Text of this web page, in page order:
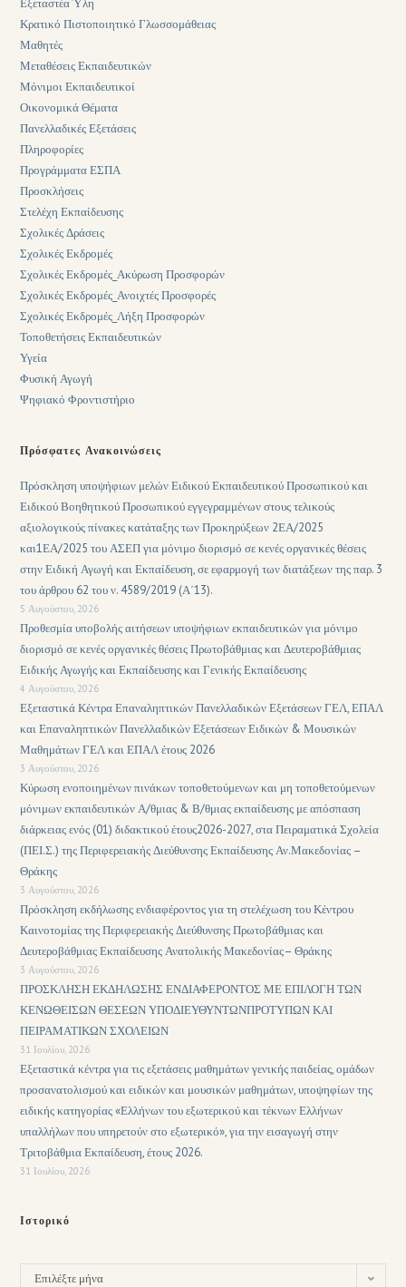
Εξεταστέα Ύλη
Κρατικό Πιστοποιητικό Γλωσσομάθειας
Μαθητές
Μεταθέσεις Εκπαιδευτικών
Μόνιμοι Εκπαιδευτικοί
Οικονομικά Θέματα
Πανελλαδικές Εξετάσεις
Πληροφορίες
Προγράμματα ΕΣΠΑ
Προσκλήσεις
Στελέχη Εκπαίδευσης
Σχολικές Δράσεις
Σχολικές Εκδρομές
Σχολικές Εκδρομές_Ακύρωση Προσφορών
Σχολικές Εκδρομές_Ανοιχτές Προσφορές
Σχολικές Εκδρομές_Λήξη Προσφορών
Τοποθετήσεις Εκπαιδευτικών
Υγεία
Φυσική Αγωγή
Ψηφιακό Φροντιστήριο
Πρόσφατες Ανακοινώσεις
Πρόσκληση υποψήφιων μελών Ειδικού Εκπαιδευτικού Προσωπικού και
Ειδικού Βοηθητικού Προσωπικού εγγεγραμμένων στους τελικούς
αξιολογικούς πίνακες κατάταξης των Προκηρύξεων 2ΕΑ/2025
και1ΕΑ/2025 του ΑΣΕΠ για μόνιμο διορισμό σε κενές οργανικές θέσεις
στην Ειδική Αγωγή και Εκπαίδευση, σε εφαρμογή των διατάξεων της παρ. 3
του άρθρου 62 του ν. 4589/2019 (Α΄13).
5 Αυγούστου, 2026
Προθεσμία υποβολής αιτήσεων υποψήφιων εκπαιδευτικών για μόνιμο
διορισμό σε κενές οργανικές θέσεις Πρωτοβάθμιας και Δευτεροβάθμιας
Ειδικής Αγωγής και Εκπαίδευσης και Γενικής Εκπαίδευσης
4 Αυγούστου, 2026
Εξεταστικά Κέντρα Επαναληπτικών Πανελλαδικών Εξετάσεων ΓΕΛ, ΕΠΑΛ
και Επαναληπτικών Πανελλαδικών Εξετάσεων Ειδικών & Μουσικών
Μαθημάτων ΓΕΛ και ΕΠΑΛ έτους 2026
3 Αυγούστου, 2026
Κύρωση ενοποιημένων πινάκων τοποθετούμενων και μη τοποθετούμενων
μόνιμων εκπαιδευτικών Α/θμιας & Β/θμιας εκπαίδευσης με απόσπαση
διάρκειας ενός (01) διδακτικού έτους2026-2027, στα Πειραματικά Σχολεία
(ΠΕΙ.Σ.) της Περιφερειακής Διεύθυνσης Εκπαίδευσης Αν.Μακεδονίας –
Θράκης
3 Αυγούστου, 2026
Πρόσκληση εκδήλωσης ενδιαφέροντος για τη στελέχωση του Κέντρου
Καινοτομίας της Περιφερειακής Διεύθυνσης Πρωτοβάθμιας και
Δευτεροβάθμιας Εκπαίδευσης Ανατολικής Μακεδονίας– Θράκης
3 Αυγούστου, 2026
ΠΡΟΣΚΛΗΣΗ ΕΚΔΗΛΩΣΗΣ ΕΝΔΙΑΦΕΡΟΝΤΟΣ ΜΕ ΕΠΙΛΟΓΗ ΤΩΝ
ΚΕΝΩΘΕΙΣΩΝ ΘΕΣΕΩΝ ΥΠΟΔΙΕΥΘΥΝΤΩΝΠΡΟΤΥΠΩΝ ΚΑΙ
ΠΕΙΡΑΜΑΤΙΚΩΝ ΣΧΟΛΕΙΩΝ
31 Ιουλίου, 2026
Εξεταστικά κέντρα για τις εξετάσεις μαθημάτων γενικής παιδείας, ομάδων
προσανατολισμού και ειδικών και μουσικών μαθημάτων, υποψηφίων της
ειδικής κατηγορίας «Ελλήνων του εξωτερικού και τέκνων Ελλήνων
υπαλλήλων που υπηρετούν στο εξωτερικό», για την εισαγωγή στην
Τριτοβάθμια Εκπαίδευση, έτους 2026.
31 Ιουλίου, 2026
Ιστορικό
Επιλέξτε μήνα